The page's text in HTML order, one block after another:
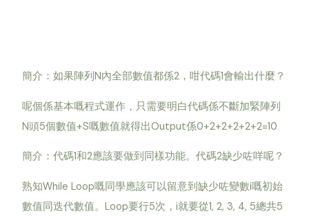
簡介：如果陣列N內全部數值都係2，咁代碼1會輸出什麼？
呢個係基本嘅程式運作，只需要明白代碼係不斷加緊陣列
N頭5個數值+S嘅數值就得出Output係0+2+2+2+2+2=10
簡介：代碼1和2應該要做到同樣功能。代碼2缺少咗咩呢？
熟知While Loop嘅同學應該可以留意到缺少咗變數i嘅初始
數值同迭代數值。Loop要行5次，i就要從1, 2, 3, 4, 5總共5